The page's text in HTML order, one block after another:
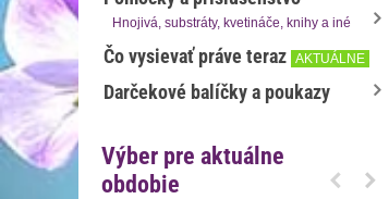
Hnojivá, substráty, kvetináče, knihy a iné
Čo vysievať práve teraz AKTUÁLNE
Darčekové balíčky a poukazy
Výber pre aktuálne
obdobie